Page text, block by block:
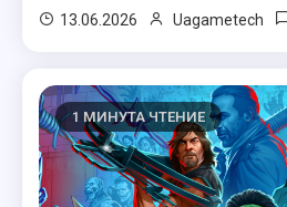
13.06.2026 Uagametech
1 МИНУТА ЧТЕНИЕ